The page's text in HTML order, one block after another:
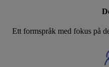
Ett formspråk med fokus på